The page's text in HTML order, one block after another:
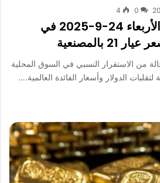
0
4
أسعار الذهب اليوم الأربعاء 24-9-2025 في
من الاستقرار النسبي في السوق المحلية
الدولار وأسعار الفائدة العالمية.…